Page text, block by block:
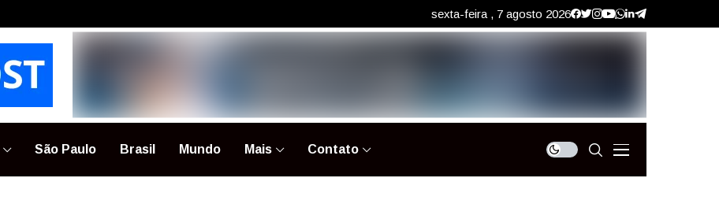
sexta-feira , 7 agosto 2026
São Paulo Brasil Mundo Mais Contato